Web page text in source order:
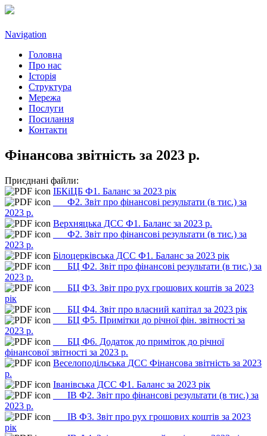
Navigation
Головна
Про нас
Історія
Структура
Мережа
Послуги
Посилання
Контакти
Фінансова звітність за 2023 р.
Приєднані файли:
ІБКіЦБ Ф1. Баланс за 2023 рік
___Ф2. Звіт про фінансові результати (в тис.) за
2023 р.
Верхняцька ДСС Ф1. Баланс за 2023 р.
___Ф2. Звіт про фінансові результати (в тис.) за
2023 р.
Білоцерківська ДСС Ф1. Баланс за 2023 рік
___БЦ Ф2. Звіт про фінансові результати (в тис.) за
2023 р.
___БЦ Ф3. Звіт про рух грошових коштів за 2023
рік
___БЦ Ф4. Звіт про власний капітал за 2023 рік
___БЦ Ф5. Примітки до річної фін. звітності за
2023 р.
___БЦ Ф6. Додаток до приміток до річної
фінансової звітності за 2023 р.
Веселоподільська ДСС Фінансова звітність за 2023
р.
Іванівська ДСС Ф1. Баланс за 2023 рік
___ІВ Ф2. Звіт про фінансові результати (в тис.) за
2023 р.
___ІВ Ф3. Звіт про рух грошових коштів за 2023
рік